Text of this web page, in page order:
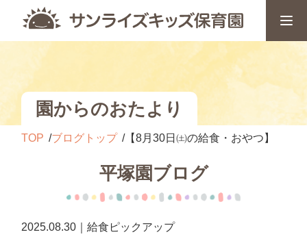
園からのおたより
TOP ブログトップ 【8月30日㈯の給食・おやつ】
平塚園ブログ
2025.08.30｜給食ピックアップ